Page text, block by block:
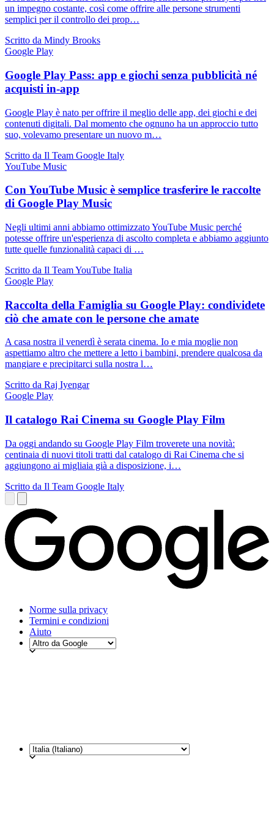
un impegno costante, così come offrire alle persone strumenti
semplici per il controllo dei prop…
Scritto da Mindy Brooks
Google Play
Google Play Pass: app e giochi senza pubblicità né
acquisti in-app
Google Play è nato per offrire il meglio delle app, dei giochi e dei
contenuti digitali. Dal momento che ognuno ha un approccio tutto
suo, volevamo presentare un nuovo m…
Scritto da Il Team Google Italy
YouTube Music
Con YouTube Music è semplice trasferire le raccolte
di Google Play Music
Negli ultimi anni abbiamo ottimizzato YouTube Music perché
potesse offrire un'esperienza di ascolto completa e abbiamo aggiunto
tutte quelle funzionalità capaci di …
Scritto da Il Team YouTube Italia
Google Play
Raccolta della Famiglia su Google Play: condividete
ciò che amate con le persone che amate
A casa nostra il venerdì è serata cinema. Io e mia moglie non
aspettiamo altro che mettere a letto i bambini, prendere qualcosa da
mangiare e precipitarci sulla nostra l…
Scritto da Raj Iyengar
Google Play
Il catalogo Rai Cinema su Google Play Film
Da oggi andando su Google Play Film troverete una novità:
centinaia di nuovi titoli tratti dal catalogo di Rai Cinema che si
aggiungono ai migliaia già a disposizione, i…
Scritto da Il Team Google Italy
Norme sulla privacy
Termini e condizioni
Aiuto